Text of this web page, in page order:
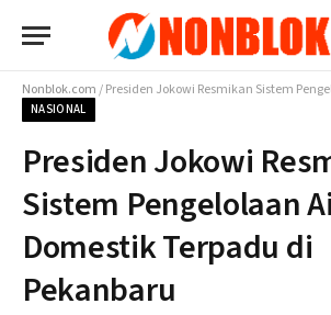
Nonblok.com/Presiden Jokowi Resmikan Sistem Pengelolaan Air Limbah
NASIONAL
Presiden Jokowi
Sistem Pengelolaan
Domestik Terpadu di
Pekanbaru